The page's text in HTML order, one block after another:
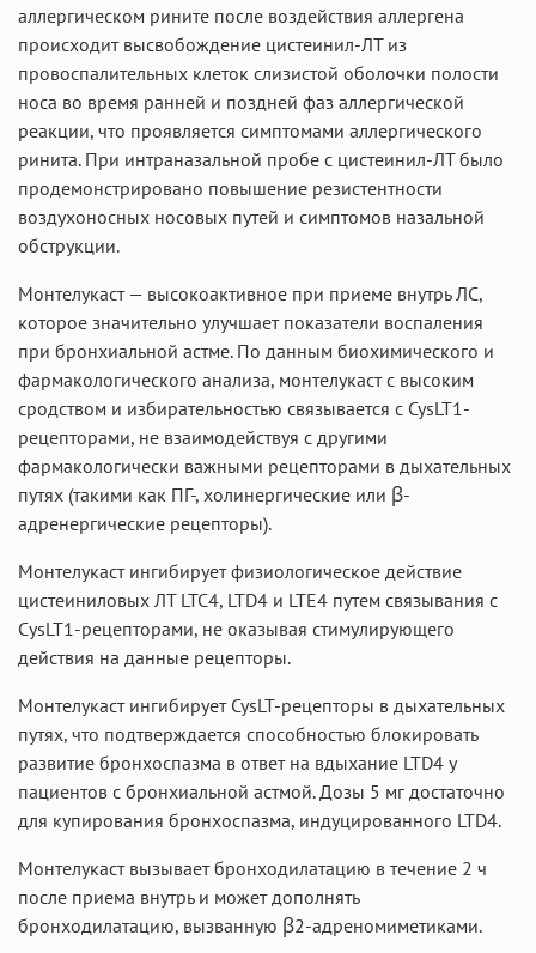
аллергическом рините после воздействия аллергена
происходит высвобождение цистеинил-ЛТ из
провоспалительных клеток слизистой оболочки полости
носа во время ранней и поздней фаз аллергической
реакции, что проявляется симптомами аллергического
ринита. При интраназальной пробе с цистеинил-ЛТ было
продемонстрировано повышение резистентности
воздухоносных носовых путей и симптомов назальной
обструкции.
Монтелукаст — высокоактивное при приеме внутрь ЛС,
которое значительно улучшает показатели воспаления
при бронхиальной астме. По данным биохимического и
фармакологического анализа, монтелукаст с высоким
сродством и избирательностью связывается с CysLT1-
рецепторами, не взаимодействуя с другими
фармакологически важными рецепторами в дыхательных
путях (такими как ПГ-, холинергические или β-
адренергические рецепторы).
Монтелукаст ингибирует физиологическое действие
цистеиниловых ЛТ LTC4, LTD4 и LTE4 путем связывания с
СуsLT1-рецепторами, не оказывая стимулирующего
действия на данные рецепторы.
Монтелукаст ингибирует CysLT-рецепторы в дыхательных
путях, что подтверждается способностью блокировать
развитие бронхоспазма в ответ на вдыхание LTD4 у
пациентов с бронхиальной астмой. Дозы 5 мг достаточно
для купирования бронхоспазма, индуцированного LTD4.
Монтелукаст вызывает бронходилатацию в течение 2 ч
после приема внутрь и может дополнять
бронходилатацию, вызванную β2-адреномиметиками.